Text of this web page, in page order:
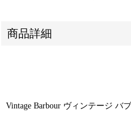
商品詳細
Vintage Barbour ヴィンテージ バ